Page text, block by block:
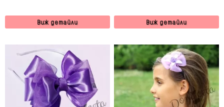
Виж детайли Виж детайли